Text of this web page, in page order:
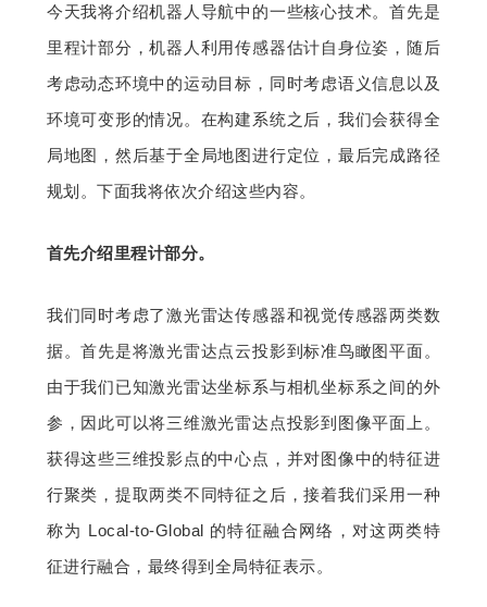
今天我将介绍机器人导航中的一些核心技术。首先是
里程计部分，机器人利用传感器估计自身位姿，随后
考虑动态环境中的运动目标，同时考虑语义信息以及
环境可变形的情况。在构建系统之后，我们会获得全
局地图，然后基于全局地图进行定位，最后完成路径
规划。下面我将依次介绍这些内容。
首先介绍里程计部分。
我们同时考虑了激光雷达传感器和视觉传感器两类数
据。首先是将激光雷达点云投影到标准鸟瞰图平面。
由于我们已知激光雷达坐标系与相机坐标系之间的外
参，因此可以将三维激光雷达点投影到图像平面上。
获得这些三维投影点的中心点，并对图像中的特征进
行聚类，提取两类不同特征之后，接着我们采用一种
称为 Local-to-Global 的特征融合网络，对这两类特
征进行融合，最终得到全局特征表示。